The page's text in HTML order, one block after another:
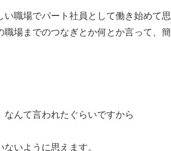
職場でパート社員として働き始めて思
場までのつなぎとか何とか言って、簡
んて言われたぐらいですから
いように思えます。